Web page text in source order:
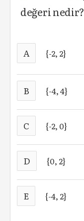
değeri nedir?
A {-2, 2}
B {-4, 4}
C {-2, 0}
D {0, 2}
E {-4, 2}